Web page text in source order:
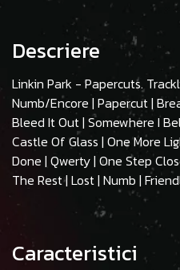
Descriere
Linkin Park - Papercuts.
Numb/Encore | Papercut |
Bleed It Out | Somewhere I
Castle Of Glass | One More
Done | Qwerty | One Step
The Rest | Lost | Numb |
Caracteristici